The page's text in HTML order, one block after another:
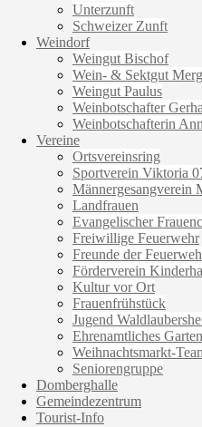
Unterzunft
Schweizer Zunft
Weindorf
Weingut Bischof
Wein- & Sektgut
Weingut Paulus
Weinbotschafter
Weinbotschafterin
Vereine
Ortsvereinsring
Sportverein Viktoria
Männergesangverein
Landfrauen
Evangelischer
Freiwillige Feuerwehr
Freunde der
Förderverein
Kultur vor Ort
Frauenfrühstück
Jugend
Ehrenamtliches
Weihnachtsmarkt-
Seniorengruppe
Domberghalle
Gemeindezentrum
Tourist-Info